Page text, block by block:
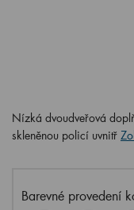
Nízká dvoudveřová
skleněnou policí uvnitř
Barevné provedení